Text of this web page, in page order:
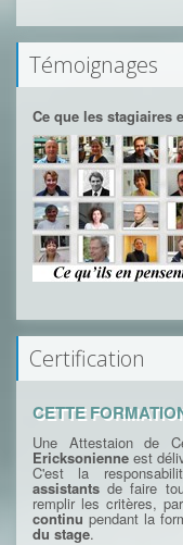
Témoignages
Ce que les stagiaires
Certification
CETTE
Une Attestaion de
Ericksonienne est
C'est la
assistants de faire
remplir les critères,
continu pendant la
du stage.